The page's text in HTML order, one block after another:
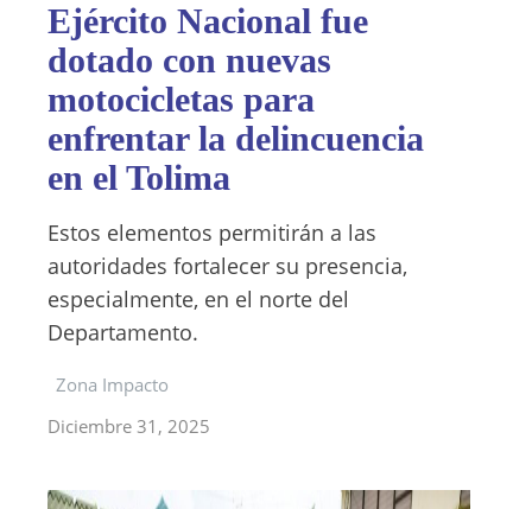
Ejército Nacional fue
dotado con nuevas
motocicletas para
enfrentar la delincuencia
en el Tolima
Estos elementos permitirán a las
autoridades fortalecer su presencia,
especialmente, en el norte del
Departamento.
Zona Impacto
Diciembre 31, 2025